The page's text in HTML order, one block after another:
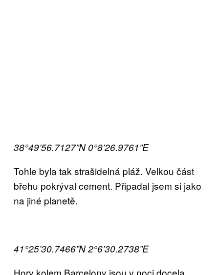
38°49’56.7127”N 0°8’26.9761”E
Tohle byla tak strašidelná pláž. Velkou část
břehu pokrýval cement. Připadal jsem si jako
na jiné planetě.
41°25’30.7466”N 2°6’30.2738”E
Hory kolem Barcelony jsou v noci docela